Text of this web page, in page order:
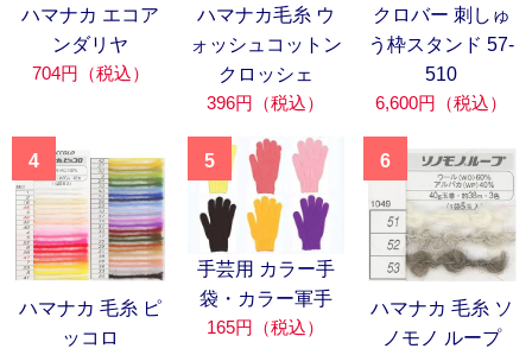
ハマナカ エコア
ンダリヤ
704円（税込）
ハマナカ毛糸 ウ
ォッシュコットン
クロッシェ
396円（税込）
クロバー 刺しゅ
う枠スタンド 57-
510
6,600円（税込）
4
ハマナカ 毛糸 ピ
ッコロ
5
手芸用 カラー手
袋・カラー軍手
165円（税込）
6
ハマナカ 毛糸 ソ
ノモノ ループ